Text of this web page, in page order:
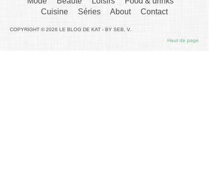
Cuisine
Séries About Contact
COPYRIGHT © 2026 LE BLOG DE KAT - BY SEB. V.
Haut de page